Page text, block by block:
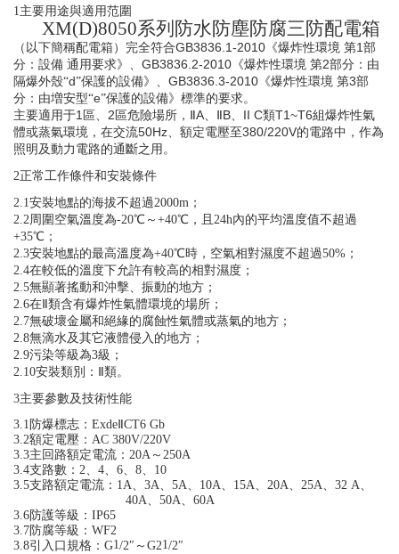
1主要用途與適用范圍
XM(D)8050系列 防水防塵防腐三防配電箱
（以下簡稱配電箱） 完全符合GB3836.1-2010 《爆炸性環境 第1部
分：設備 通用要求》、 GB3836.2-2010 《爆炸性環境 第2部分：由
隔爆外殼“d”保護的設備》、 GB3836.3-2010 《爆炸性環境 第3部
分：由増安型“e”保護的設備》 標準的要求。
主要適用于1 區、 2 區危險場所，Ⅱ A、Ⅱ B、 II C類T1~T6組爆炸性氣
體或蒸氣環境，在交流50Hz、額定電壓至380/220V的電路中，作為
照明及動力電路的通斷之用。
2正常工作條件和安裝條件
2.1安裝地點的海拔不超過2000m；
2.2周圍空氣溫度為-20℃～+40℃，且24h內的平均溫度值不超過
+35℃；
2.3安裝地點的最高溫度為+40℃時，空氣相對濕度不超過50%；
2.4在較低的溫度下允許有較高的相對濕度；
2.5無顯著搖動和沖擊、振動的地方；
2.6在Ⅱ類含有爆炸性氣體環境的場所；
2.7無破壞金屬和絕緣的腐蝕性氣體或蒸氣的地方；
2.8無滴水及其它液體侵入的地方；
2.9污染等級為3級；
2.10安裝類別：Ⅱ類。
3主要參數及技術性能
3.1 防爆標志：ExdeⅡCT6 Gb
3.2額定電壓：AC 380V/220V
3.3主回路額定電流：20A ～ 250A
3.4支路數：2、4、6、8、10
3.5支路額定電流：1A、3A、5A、10A、15A、20A、25A、32 A、
40A、50A、60A
3.6防護等級：IP65
3.7防腐等級：WF2
3.8引入口規格：G1/2″～G21/2″